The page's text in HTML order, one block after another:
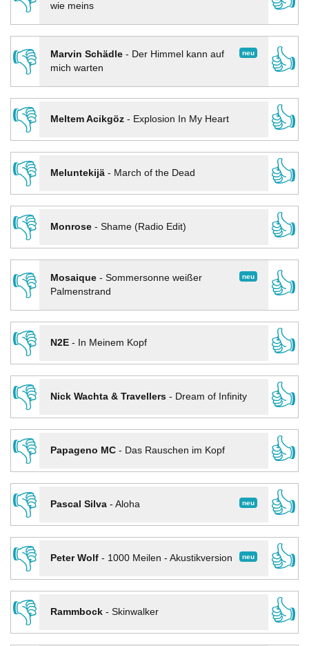
wie meins
👎 neu
Marvin Schädle- Der Himmel kann auf
mich warten
👍
👎
Meltem Acikgöz- Explosion In My Heart
👍
👎
Meluntekijä- March of the Dead
👍
👎
Monrose- Shame (Radio Edit)
👍
👎
neu
Mosaique- Sommersonne weißer
Palmenstrand
👍
👎
N2E- In Meinem Kopf
👍
👎
Nick Wachta & Travellers- Dream of Infinity
👍
👎
Papageno MC- Das Rauschen im Kopf
👍
👎
neu
Pascal Silva- Aloha
👍
👎
neu
Peter Wolf- 1000 Meilen - Akustikversion
👍
👎
Rammbock- Skinwalker
👍